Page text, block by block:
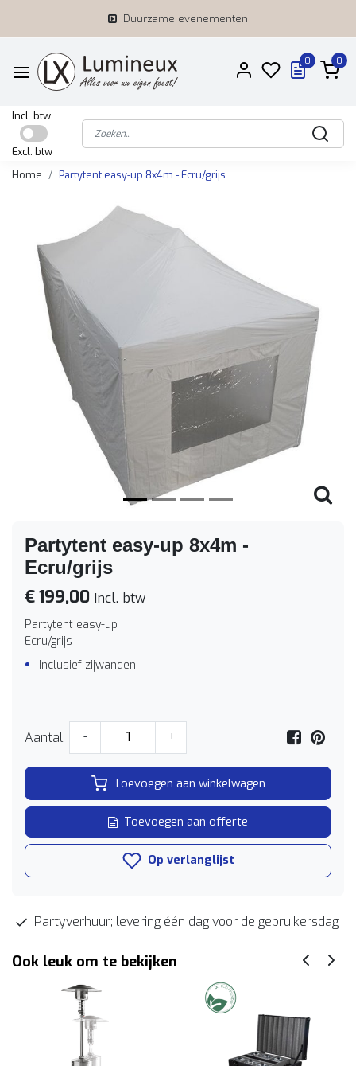
Duurzame evenementen
0 0
Incl. btw
Excl. btw
Home
Partytent easy-up 8x4m - Ecru/grijs
Vorige
Partytent easy-up 8x4m -
Ecru/grijs
€ 199,00 Incl. btw
Partytent easy-up
Ecru/grijs
Inclusief zijwanden
Aantal - +
Toevoegen aan winkelwagen
Toevoegen aan offerte
Op verlanglijst
Partyverhuur; levering één dag voor de gebruikersdag
Ook leuk om te bekijken